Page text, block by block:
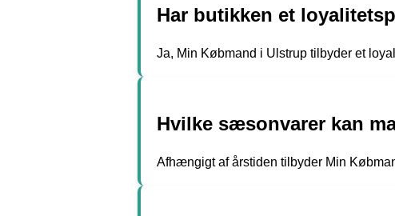
Har butikken et
Ja, Min Købmand i Ulstrup tilbyder et
Hvilke sæsonvarer kan
Afhængigt af årstiden tilbyder Min